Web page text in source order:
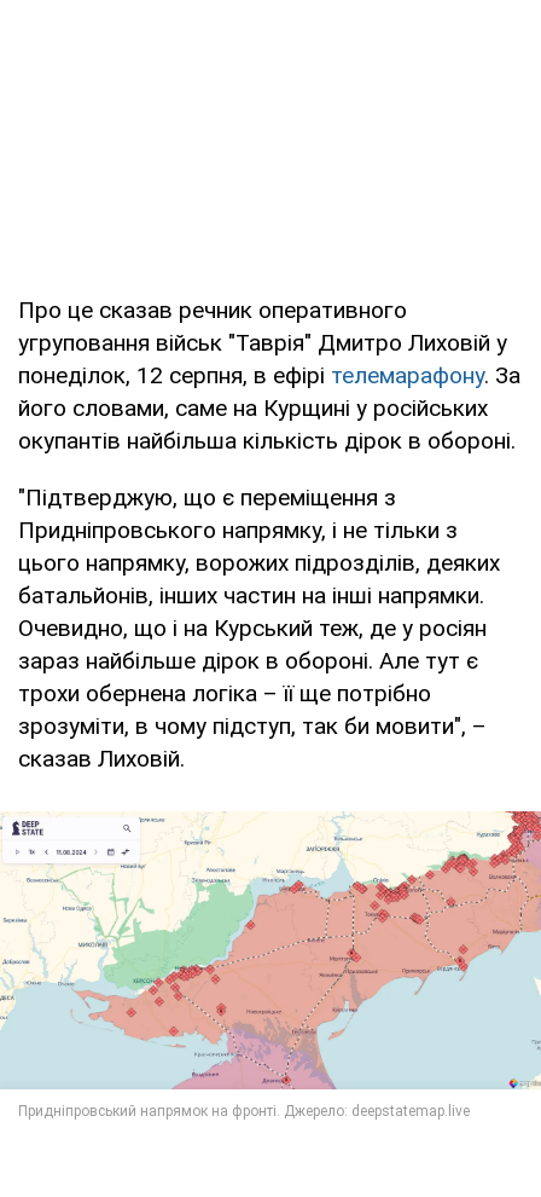
Про це сказав речник оперативного
угруповання військ "Таврія" Дмитро Лиховій у
понеділок, 12 серпня, в ефірі телемарафону. За
його словами, саме на Курщині у російських
окупантів найбільша кількість дірок в обороні.
"Підтверджую, що є переміщення з
Придніпровського напрямку, і не тільки з
цього напрямку, ворожих підрозділів, деяких
батальйонів, інших частин на інші напрямки.
Очевидно, що і на Курський теж, де у росіян
зараз найбільше дірок в обороні. Але тут є
трохи обернена логіка – її ще потрібно
зрозуміти, в чому підступ, так би мовити", –
сказав Лиховій.